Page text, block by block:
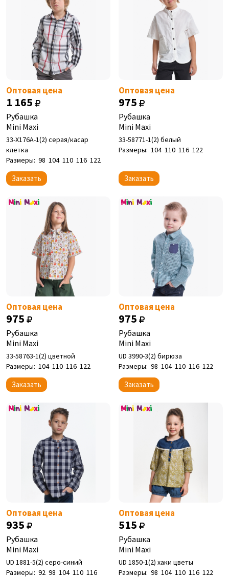
Оптовая цена
1 165
Рубашка
Mini Maxi
33-Х176А-1(2) серая/касар
клетка
Размеры: 98 104 110 116 122
Заказать
Оптовая цена
975
Рубашка
Mini Maxi
33-58771-1(2) белый
Размеры: 104 110 116 122
Заказать
Оптовая цена
975
Рубашка
Mini Maxi
33-58763-1(2) цветной
Размеры: 104 110 116 122
Заказать
Оптовая цена
975
Рубашка
Mini Maxi
UD 3990-3(2) бирюза
Размеры: 98 104 110 116 122
Заказать
Оптовая цена
935
Рубашка
Mini Maxi
UD 1881-5(2) серо-синий
Размеры: 92 98 104 110 116
Оптовая цена
515
Рубашка
Mini Maxi
UD 1850-1(2) хаки цветы
Размеры: 98 104 110 116 122